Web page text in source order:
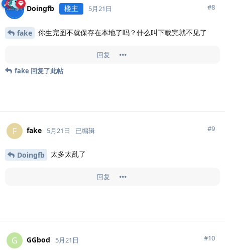
Doingfb 楼主 5月21日 #8
fake 你生完图不就保存在本地了吗？什么叫下载完就不见了
回复
fake 回复了此帖
F fake 5月21日 已编辑 #9
Doingfb 太多太乱了
回复
G GGbod 5月21日 #10